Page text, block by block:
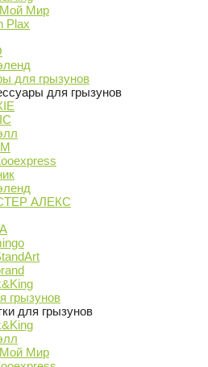
Мир
Plax
для грызунов
для грызунов
АЛЕКС
грызунов
для грызунов
Мир